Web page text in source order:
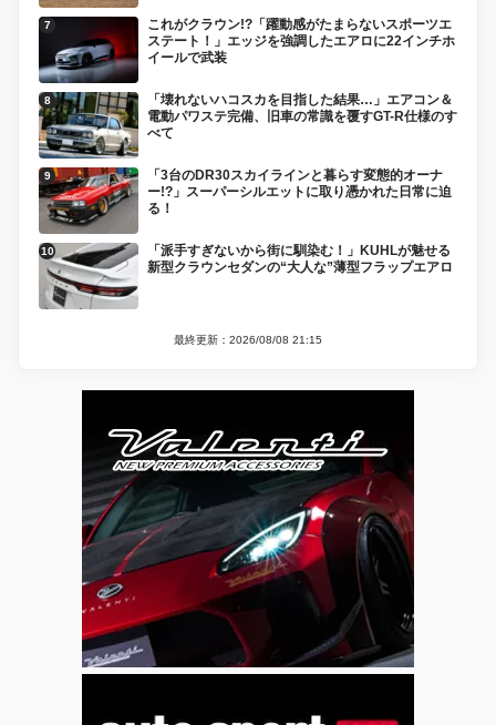
これがクラウン!?「躍動感がたまらないスポーツエ
ステート！」エッジを強調したエアロに22インチホ
イールで武装
「壊れないハコスカを目指した結果…」エアコン＆
電動パワステ完備、旧車の常識を覆すGT-R仕様のす
べて
「3台のDR30スカイラインと暮らす変態的オーナ
ー!?」スーパーシルエットに取り憑かれた日常に迫
る！
「派手すぎないから街に馴染む！」KUHLが魅せる
新型クラウンセダンの“大人な”薄型フラップエアロ
最終更新：2026/08/08 21:15